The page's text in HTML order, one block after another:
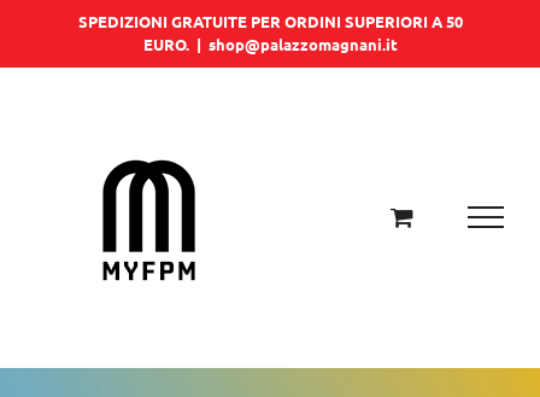
SPEDIZIONI GRATUITE PER ORDINI SUPERIORI A 50
EURO. | shop@palazzomagnani.it